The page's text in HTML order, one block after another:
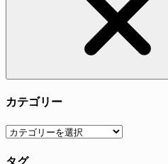
カテゴリー
カ
ゴ
タグ